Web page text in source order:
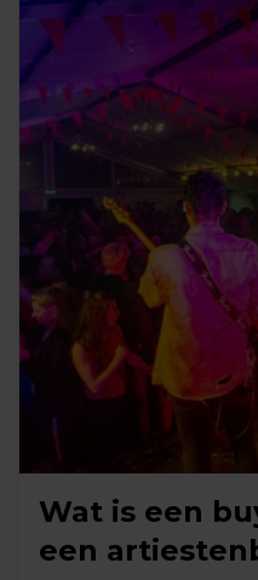
Wat is een
een